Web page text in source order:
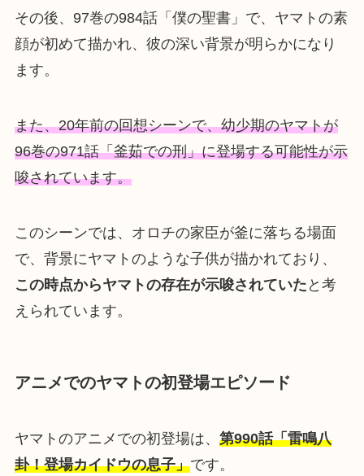
その後、97巻の984話「僕の聖書」で、ヤマトの素
顔が初めて描かれ、彼の深い背景が明らかになり
ます。
また、20年前の回想シーンで、幼少期のヤマトが
96巻の971話「釜茹での刑」に登場する可能性が示
唆されています。
このシーンでは、オロチの家臣が釜に落ちる場面
で、背景にヤマトのような子供が描かれており、
この時点からヤマトの存在が示唆されていた と考
えられています。
アニメでのヤマトの初登場エピソード
ヤマトのアニメでの初登場は、 第990話「雷鳴八
卦！登場カイドウの息子」です。